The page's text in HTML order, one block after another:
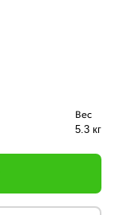
Вес
5.3 кг